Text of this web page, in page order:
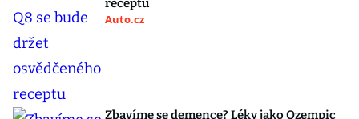
receptu
Auto.cz
Zbavíme se demence? Léky jako Ozempic